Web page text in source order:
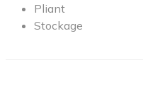
Pliant
Stockage